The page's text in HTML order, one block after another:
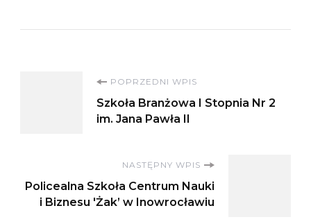
Nawigacja
wpisu
POPRZEDNI WPIS
Szkoła Branżowa I Stopnia Nr 2
im. Jana Pawła II
NASTĘPNY WPIS
Policealna Szkoła Centrum Nauki
i Biznesu 'Żak’ w Inowrocławiu